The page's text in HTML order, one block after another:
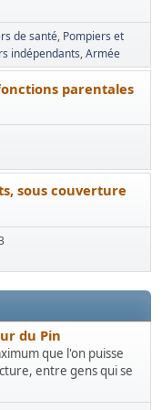
de santé Pompiers et
indépendants Armée
parentales
sous couverture
du Pin
que l'on puisse
entre gens qui se